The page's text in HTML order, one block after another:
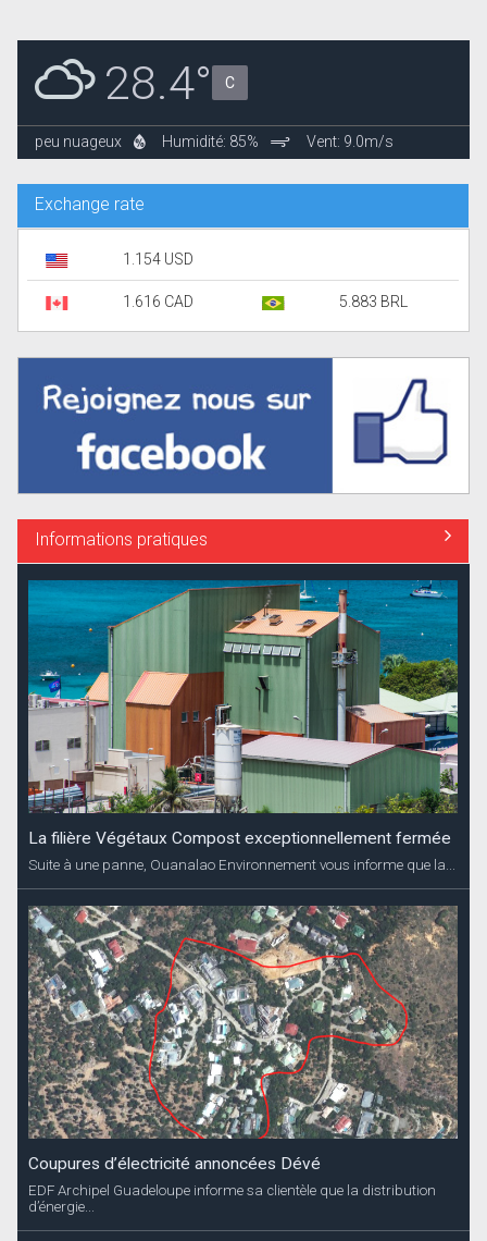
28.4° C
peu nuageux Humidité: 85% Vent: 9.0m/s
Exchange rate
1.154 USD
1.616 CAD 5.883 BRL
Informations pratiques
La filière Végétaux Compost exceptionnellement fermée
Suite à une panne, Ouanalao Environnement vous informe que la...
Coupures d’électricité annoncées Dévé
EDF Archipel Guadeloupe informe sa clientèle que la distribution
d’énergie...